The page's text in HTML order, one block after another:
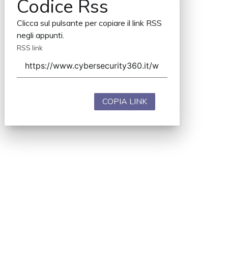
Codice Rss
Clicca sul pulsante per copiare il link RSS
negli appunti.
RSS link
COPIA LINK